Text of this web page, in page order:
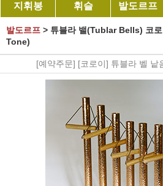
지휘봉 휘슬 발도르프
발도르프 > 튜블라 밸(Tublar Bells) 코
Tone)
[예약주문] [코로이] 튜블라 벨 낱